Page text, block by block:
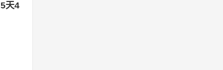
天4